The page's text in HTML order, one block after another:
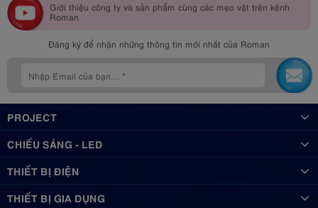
Giới thiệu công ty và sản phẩm cùng các mẹo vặt trên kênh
Roman
Đăng ký để nhận những thông tin mới nhất của Roman
PROJECT
CHIẾU SÁNG - LED
THIẾT BỊ ĐIỆN
THIẾT BỊ GIA DỤNG